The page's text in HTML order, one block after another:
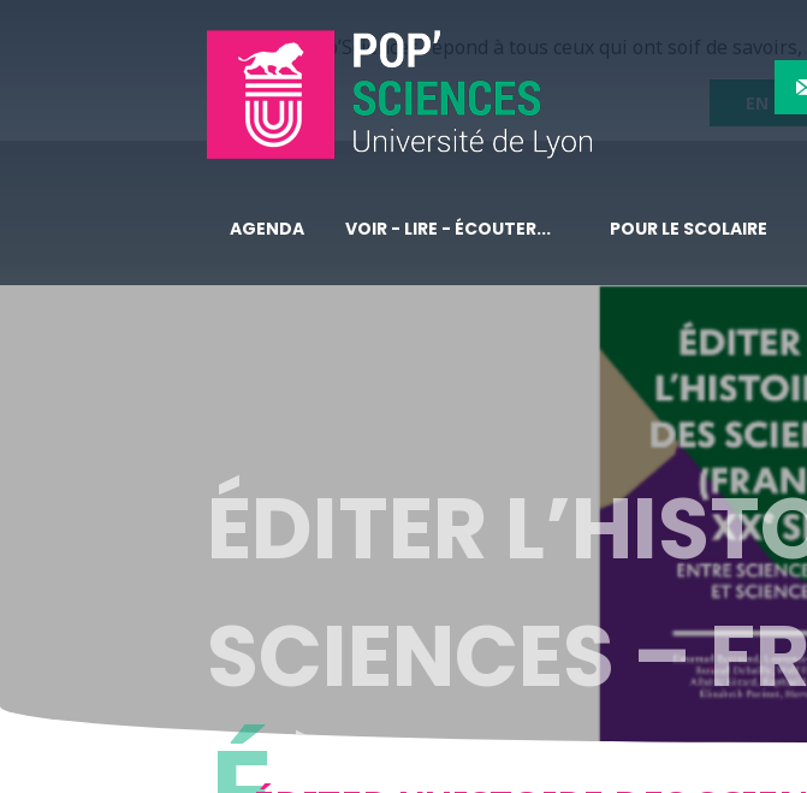
Pop’Sciences répond à tous ceux qui ont soif de
EN
AGENDA VOIR - LIRE - ÉCOUTER... POUR LE SCOLAIRE
ÉDITER
SCIENCES –